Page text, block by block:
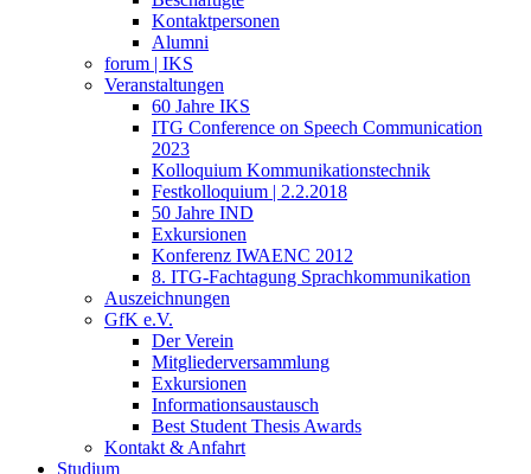
Kontaktpersonen
Alumni
forum | IKS
Veranstaltungen
60 Jahre IKS
ITG Conference on Speech Communication
2023
Kolloquium Kommunikationstechnik
Festkolloquium | 2.2.2018
50 Jahre IND
Exkursionen
Konferenz IWAENC 2012
8. ITG-Fachtagung Sprachkommunikation
Auszeichnungen
GfK e.V.
Der Verein
Mitgliederversammlung
Exkursionen
Informationsaustausch
Best Student Thesis Awards
Kontakt & Anfahrt
Studium